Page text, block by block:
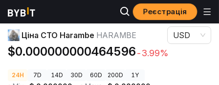
Реєстрація
Ціни криптовалют Ціна CTO Harambe HARAMBE
Ціна CTO Harambe HARAMBE
$0.000000000464596-3.99%
USD
24H 7D 14D 30D 60D 200D 1Y